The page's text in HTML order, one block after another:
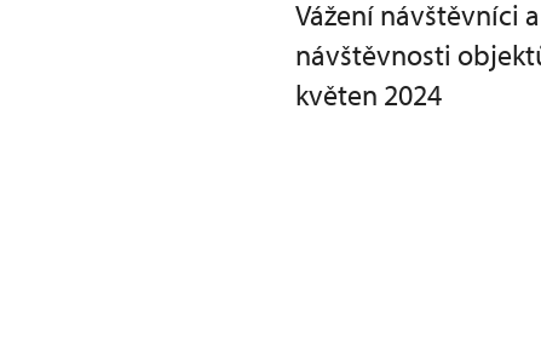
Vážení návštěvníci
návštěvnosti
květen 2024